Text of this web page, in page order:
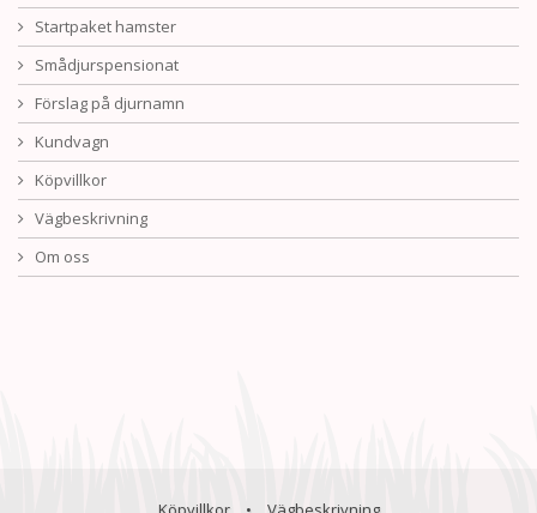
Startpaket hamster
Smådjurspensionat
Förslag på djurnamn
Kundvagn
Köpvillkor
Vägbeskrivning
Om oss